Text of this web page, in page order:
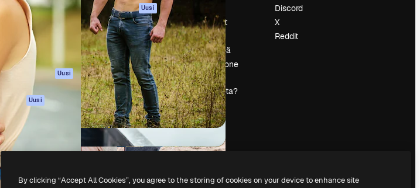
videogeneraattori
Tekoälyllä toimiva
äänigeneraattori
Kuvapankkisisältö
MCP
Claudelle ja
ChatGPT:lle
Uusi
Agentit Uusi
Mobiilisovellus
Kaikki Magnific-
työkalut
Alkuperäiset Uusi
Evästepolitiikka
Luottamuskeskus
Kumppanit
Yrityksille
Tapahtumat
Slidesgo
Myy sisältöä
Lehdistöhuone
Etsitkö
magnific.ai:ta?
Discord
X
Reddit
By clicking “Accept All Cookies”, you agree to the storing of cookies on your device to enhance site